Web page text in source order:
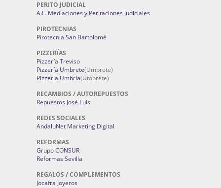
PERITO JUDICIAL
A.L. Mediaciones y Peritaciones Judiciales
PIROTECNIAS
Pirotecnia San Bartolomé
PIZZERÍAS
Pizzería Treviso
Pizzería Umbrete(Umbrete)
Pizzería Umbría(Umbrete)
RECAMBIOS / AUTOREPUESTOS
Repuestos José Luis
REDES SOCIALES
AndaluNet Marketing Digital
REFORMAS
Grupo CONSUR
Reformas Sevilla
REGALOS / COMPLEMENTOS
Jocafra Joyeros